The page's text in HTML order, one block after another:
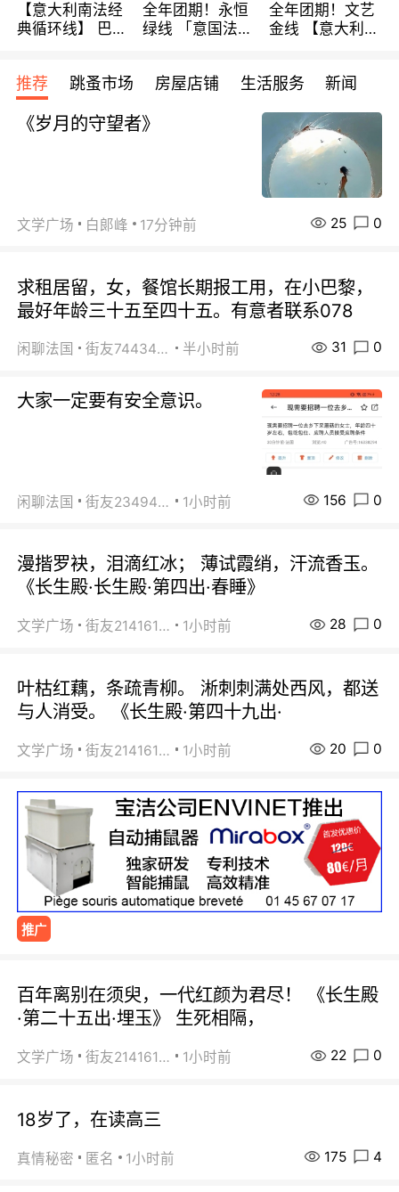
【意大利南法经
典循环线】 巴黎
宾馆 108欧/天起
全程756欧/位
全年团期！永恒
绿线 「意国法
欧/天起 ~包拼房
全年团期！文艺
金线 【意大利一
每周铁发！
推荐 跳蚤市场 房屋店铺 生活服务 新闻
《岁月的守望者》
文学广场 白郞峰 17分钟前 25 0
求租居留，女，餐馆长期报工用，在小巴黎，
最好年龄三十五至四十五。有意者联系078
闲聊法国 街友74434350 半小时前 31 0
大家一定要有安全意识。
闲聊法国 街友23494008 1小时前 156 0
漫揩罗袂，泪滴红冰； 薄试霞绡，汗流香玉。
《长生殿·长生殿·第四出·春睡》
文学广场 街友21416156 1小时前 28 0
叶枯红藕，条疏青柳。 淅刺刺满处西风，都送
与人消受。 《长生殿·第四十九出·
文学广场 街友21416156 1小时前 20 0
推广
百年离别在须臾，一代红颜为君尽！ 《长生殿
·第二十五出·埋玉》 生死相隔，
文学广场 街友21416156 1小时前 22 0
18岁了，在读高三
真情秘密 匿名 1小时前 175 4